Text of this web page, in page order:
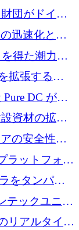
団がドイツ
2,000万ユー
げる
迅速化と抗
ンドを寄付
得た潮力発
ポンドを調
拡張するた
DC が欧
保
資材の拡大
の安全性を
達
ラットフォー
調達
をタンパク
ーロを調達
テックユニコ
リル氏
リアルタイム